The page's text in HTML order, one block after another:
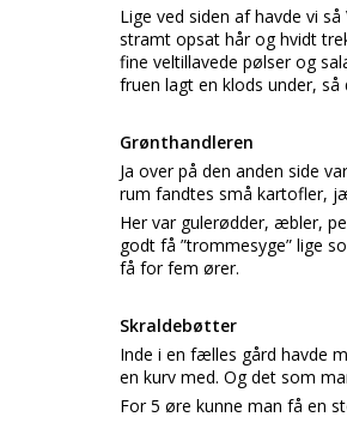
Lige ved siden af havde vi
stramt opsat hår og hvidt
fine veltillavede pølser og
fruen lagt en klods under,
Grønthandleren
Ja over på den anden side
rum fandtes små kartofler,
Her var gulerødder, æbler,
godt få ”trommesyge” lige
få for fem ører.
Skraldebøtter
Inde i en fælles gård havde
en kurv med. Og det som
For 5 øre kunne man få en